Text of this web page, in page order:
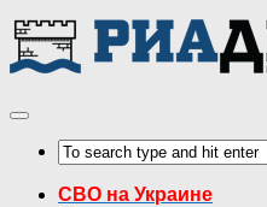
СВО на Украине